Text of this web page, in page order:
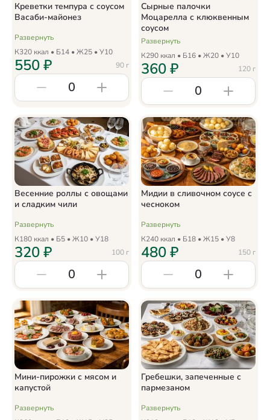
Креветки темпура с соусом
Васаби-майонез
Развернуть
К320 ккал • Б14 • Ж25 • У10
90 г
550₽
0
Сырные палочки
Моцарелла с клюквенным
соусом
Развернуть
К290 ккал • Б16 • Ж20 • У10
120 г
360₽
0
Весенние роллы с овощами
и сладким чили
Развернуть
К180 ккал • Б5 • Ж10 • У18
100 г
320₽
0
Мидии в сливочном соусе с
чесноком
Развернуть
К240 ккал • Б18 • Ж15 • У8
150 г
480₽
0
Мини-пирожки с мясом и
капустой
Развернуть
Гребешки, запеченные с
пармезаном
Развернуть